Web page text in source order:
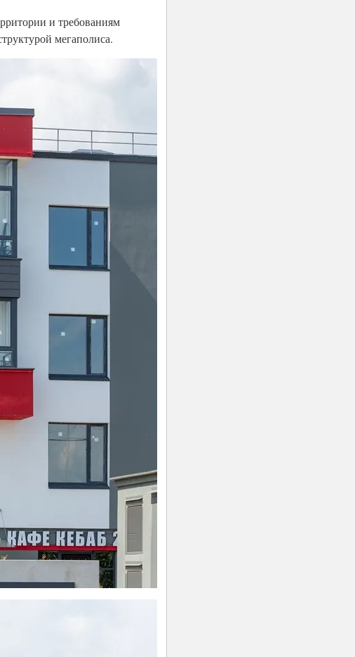
и требованиям
мегаполиса.